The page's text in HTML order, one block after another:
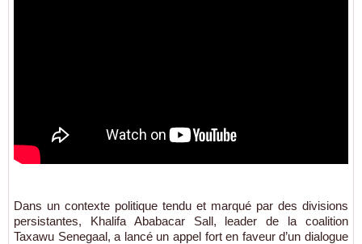
Dans un contexte politique tendu et marqué par des divisions
persistantes, Khalifa Ababacar Sall, leader de la coalition
Taxawu Senegaal, a lancé un appel fort en faveur d’un dialogue